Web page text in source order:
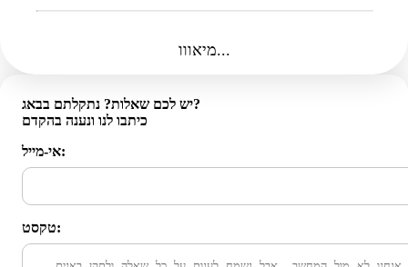
מיאווו...
יש לכם שאלות? נתקלתם בבאג?
כיתבו לנו ונענה בהקדם
אי-מייל:
טקסט: